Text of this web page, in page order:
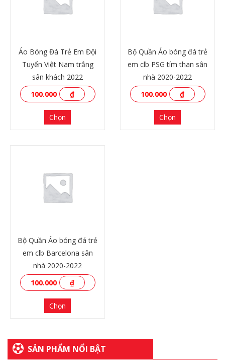
XEM THÊM
Áo Bóng Đá Trẻ Em Đội
Tuyển Việt Nam trắng
sân khách 2022
100.000
₫
Chọn
Bộ Quần Áo bóng đá trẻ
em clb PSG tím than sân
nhà 2020-2022
100.000
₫
Chọn
Bộ Quần Áo bóng đá trẻ
em clb Barcelona sân
nhà 2020-2022
100.000
₫
Chọn
SẢN PHẨM NỔI BẬT